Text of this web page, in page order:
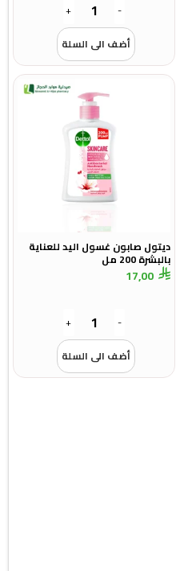
-
+
أضف الى السلة
ديتول صابون غسول اليد للعناية
بالبشرة 200 مل
17,00
-
+
أضف الى السلة